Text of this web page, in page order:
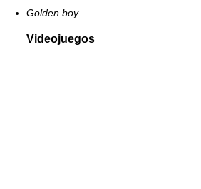
Golden boy
Videojuegos